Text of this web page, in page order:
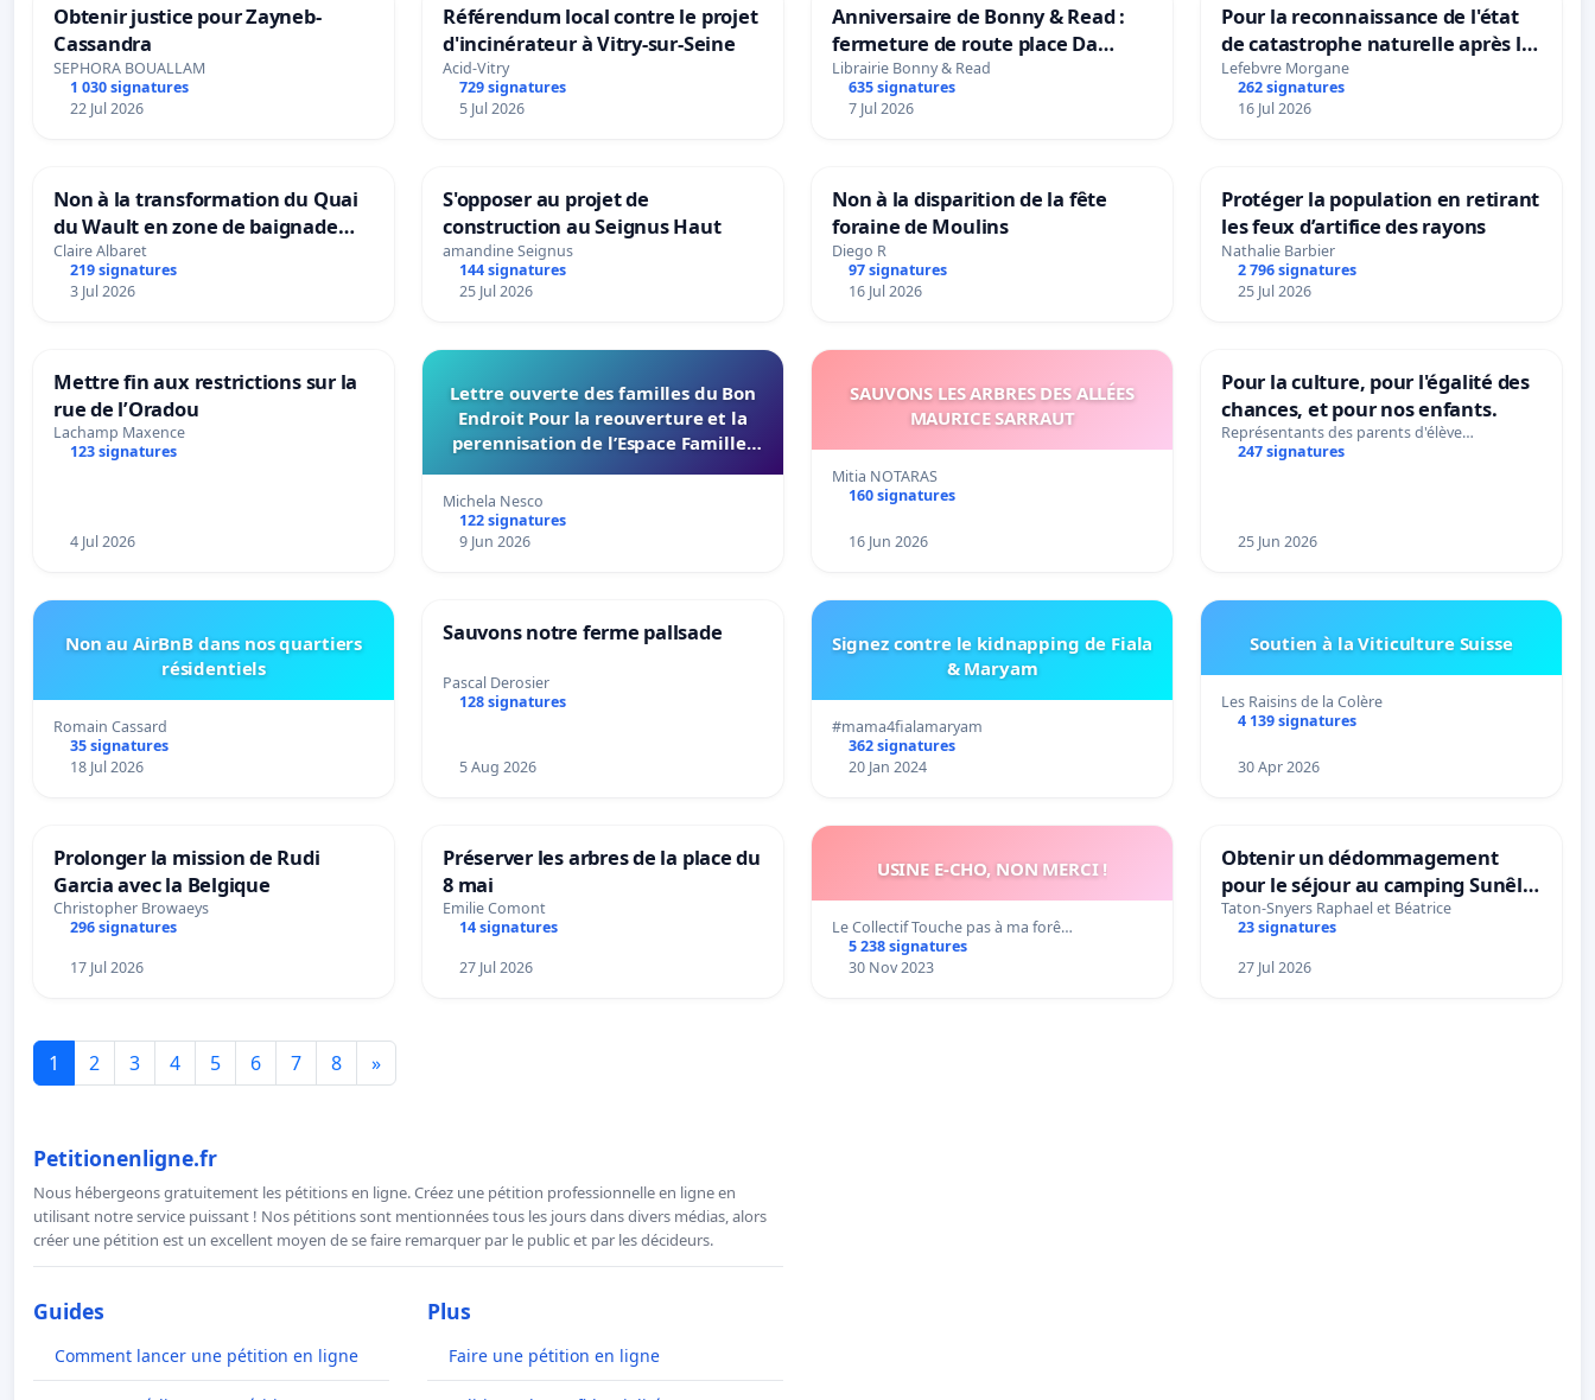
Obtenir justice pour Zayneb-
Cassandra
SEPHORA BOUALLAM
1 030 signatures
22 Jul 2026
Référendum local contre le projet
d'incinérateur à Vitry-sur-Seine
Acid-Vitry
729 signatures
5 Jul 2026
Anniversaire de Bonny & Read :
fermeture de route place Da
Maya M
Librairie Bonny & Read
635 signatures
7 Jul 2026
Pour la reconnaissance de l'état
de catastrophe naturelle après la
grêle du 15 juillet 2026 à Aubenas
et ses alentours
Lefebvre Morgane
262 signatures
16 Jul 2026
Non à la transformation du Quai
du Wault en zone de baignade
urbaine
Claire Albaret
219 signatures
3 Jul 2026
S'opposer au projet de
construction au Seignus Haut
amandine Seignus
144 signatures
25 Jul 2026
Non à la disparition de la fête
foraine de Moulins
Diego R
97 signatures
16 Jul 2026
Protéger la population en retirant
les feux d’artifice des rayons
Nathalie Barbier
2 796 signatures
25 Jul 2026
Mettre fin aux restrictions sur la
rue de l’Oradou
Lachamp Maxence
123 signatures
4 Jul 2026
Lettre ouverte des familles du Bon
Endroit Pour la reouverture et la
perennisation de l’Espace Familles
Michela Nesco
122 signatures
9 Jun 2026
SAUVONS LES ARBRES DES ALLÉES
MAURICE SARRAUT
Mitia NOTARAS
160 signatures
16 Jun 2026
Pour la culture, pour l'égalité des
chances, et pour nos enfants.
Représentants des parents d'élève…
247 signatures
25 Jun 2026
Non au AirBnB dans nos quartiers
résidentiels
Romain Cassard
35 signatures
18 Jul 2026
Sauvons notre ferme pallsade
Pascal Derosier
128 signatures
5 Aug 2026
Signez contre le kidnapping de Fiala
& Maryam
#mama4fialamaryam
362 signatures
20 Jan 2024
Soutien à la Viticulture Suisse
Les Raisins de la Colère
4 139 signatures
30 Apr 2026
Prolonger la mission de Rudi
Garcia avec la Belgique
Christopher Browaeys
296 signatures
17 Jul 2026
Préserver les arbres de la place du
8 mai
Emilie Comont
14 signatures
27 Jul 2026
USINE E-CHO, NON MERCI !
Le Collectif Touche pas à ma forê…
5 238 signatures
30 Nov 2023
Obtenir un dédommagement
pour le séjour au camping Sunêlia
La Clémentine
Taton-Snyers Raphael et Béatrice
23 signatures
27 Jul 2026
1 2 3 4 5 6 7 8 »
Petitionenligne.fr
Nous hébergeons gratuitement les pétitions en ligne. Créez une pétition professionnelle en ligne en
utilisant notre service puissant ! Nos pétitions sont mentionnées tous les jours dans divers médias, alors
créer une pétition est un excellent moyen de se faire remarquer par le public et par les décideurs.
Guides
Comment lancer une pétition en ligne
Plus
Faire une pétition en ligne